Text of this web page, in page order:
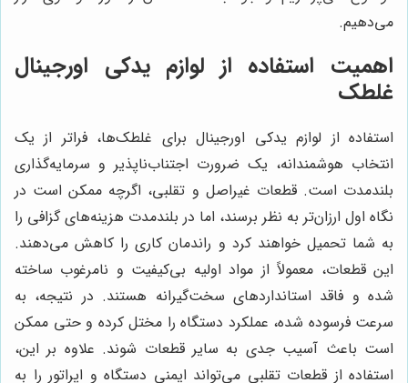
می‌دهیم.
اهمیت استفاده از لوازم یدکی اورجینال
غلطک
استفاده از لوازم یدکی اورجینال برای غلطک‌ها، فراتر از یک
انتخاب هوشمندانه، یک ضرورت اجتناب‌ناپذیر و سرمایه‌گذاری
بلندمدت است. قطعات غیراصل و تقلبی، اگرچه ممکن است در
نگاه اول ارزان‌تر به نظر برسند، اما در بلندمدت هزینه‌های گزافی را
به شما تحمیل خواهند کرد و راندمان کاری را کاهش می‌دهند.
این قطعات، معمولاً از مواد اولیه بی‌کیفیت و نامرغوب ساخته
شده و فاقد استانداردهای سخت‌گیرانه هستند. در نتیجه، به
سرعت فرسوده شده، عملکرد دستگاه را مختل کرده و حتی ممکن
است باعث آسیب جدی به سایر قطعات شوند. علاوه بر این،
استفاده از قطعات تقلبی می‌تواند ایمنی دستگاه و اپراتور را به